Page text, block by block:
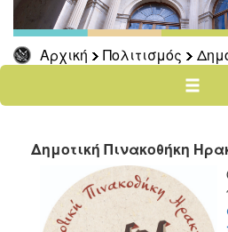
Αρχική Πολιτισμός
Νέα
-
Ανακοινώσεις
ΤΟΠΟΣ
ΔΗΜΟΣ
Δημοτική Πινακοθήκη